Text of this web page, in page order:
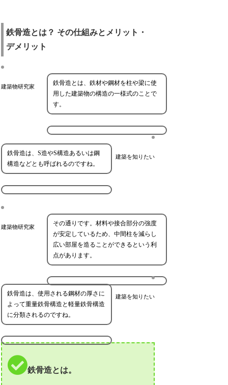
鉄骨造とは？ その仕組みとメリット・
デメリット
建築物研究家
鉄骨造とは、鉄材や鋼材を柱や梁に使
用した建築物の構造の一様式のことで
す。
建築を知りたい
鉄骨造は、S造やS構造あるいは鋼
構造などとも呼ばれるのですね。
建築物研究家
その通りです。材料や接合部分の強度
が安定しているため、中間柱を減らし
広い部屋を造ることができるという利
点があります。
建築を知りたい
鉄骨造は、使用される鋼材の厚さに
よって重量鉄骨構造と軽量鉄骨構造
に分類されるのですね。
鉄骨造とは。